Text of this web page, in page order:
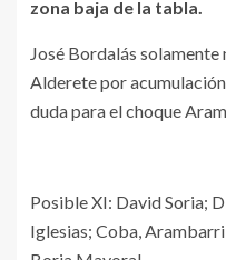
zona baja de la tabla.
José Bordalás
Alderete por
duda para el choque
Posible XI: David Soria;
Iglesias; Coba,